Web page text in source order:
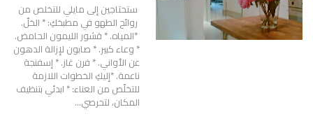
ستحتاجين إلى مايلي للتخلص من
روائح الطهو في مطبخكِ: * الخلّ.
*المياه. * قشور الليمون الحامض.
* وعاء كبير. * صابون لإزالة الدهون
عن الأواني. * فرن غاز. * إسفنجة
ناعمة. *إليكِ الخطوات اللازمة
للتخلّص من العناء: * ابدئي بتنظيف
المكان، لتحرصي…